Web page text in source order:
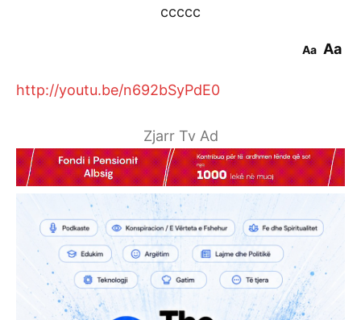
ccccc
Aa Aa
http://youtu.be/n692bSyPdE0
Zjarr Tv Ad